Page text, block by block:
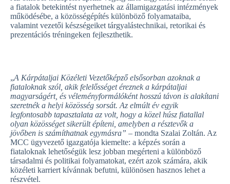
a fiatalok betekintést nyerhetnek az államigazgatási intézmények
működésébe, a közösségépítés különböző folyamataiba,
valamint vezetői készségeiket tárgyalástechnikai, retorikai és
prezentációs tréningeken fejleszthetik.
„A Kárpátaljai Közéleti Vezetőképző elsősorban azoknak a
fiataloknak szól, akik felelősséget éreznek a kárpátaljai
magyarságért, és véleményformálóként hosszú távon is alakítani
szeretnék a helyi közösség sorsát. Az elmúlt év egyik
legfontosabb tapasztalata az volt, hogy a közel húsz fiatallal
olyan közösséget sikerült építeni, amelyben a résztevők a
jövőben is számíthatnak egymásra” – mondta Szalai Zoltán. Az
MCC ügyvezető igazgatója kiemelte: a képzés során a
fiataloknak lehetőségük lesz jobban megérteni a különböző
társadalmi és politikai folyamatokat, ezért azok számára, akik
közéleti karriert kívánnak befutni, különösen hasznos lehet a
részvétel.